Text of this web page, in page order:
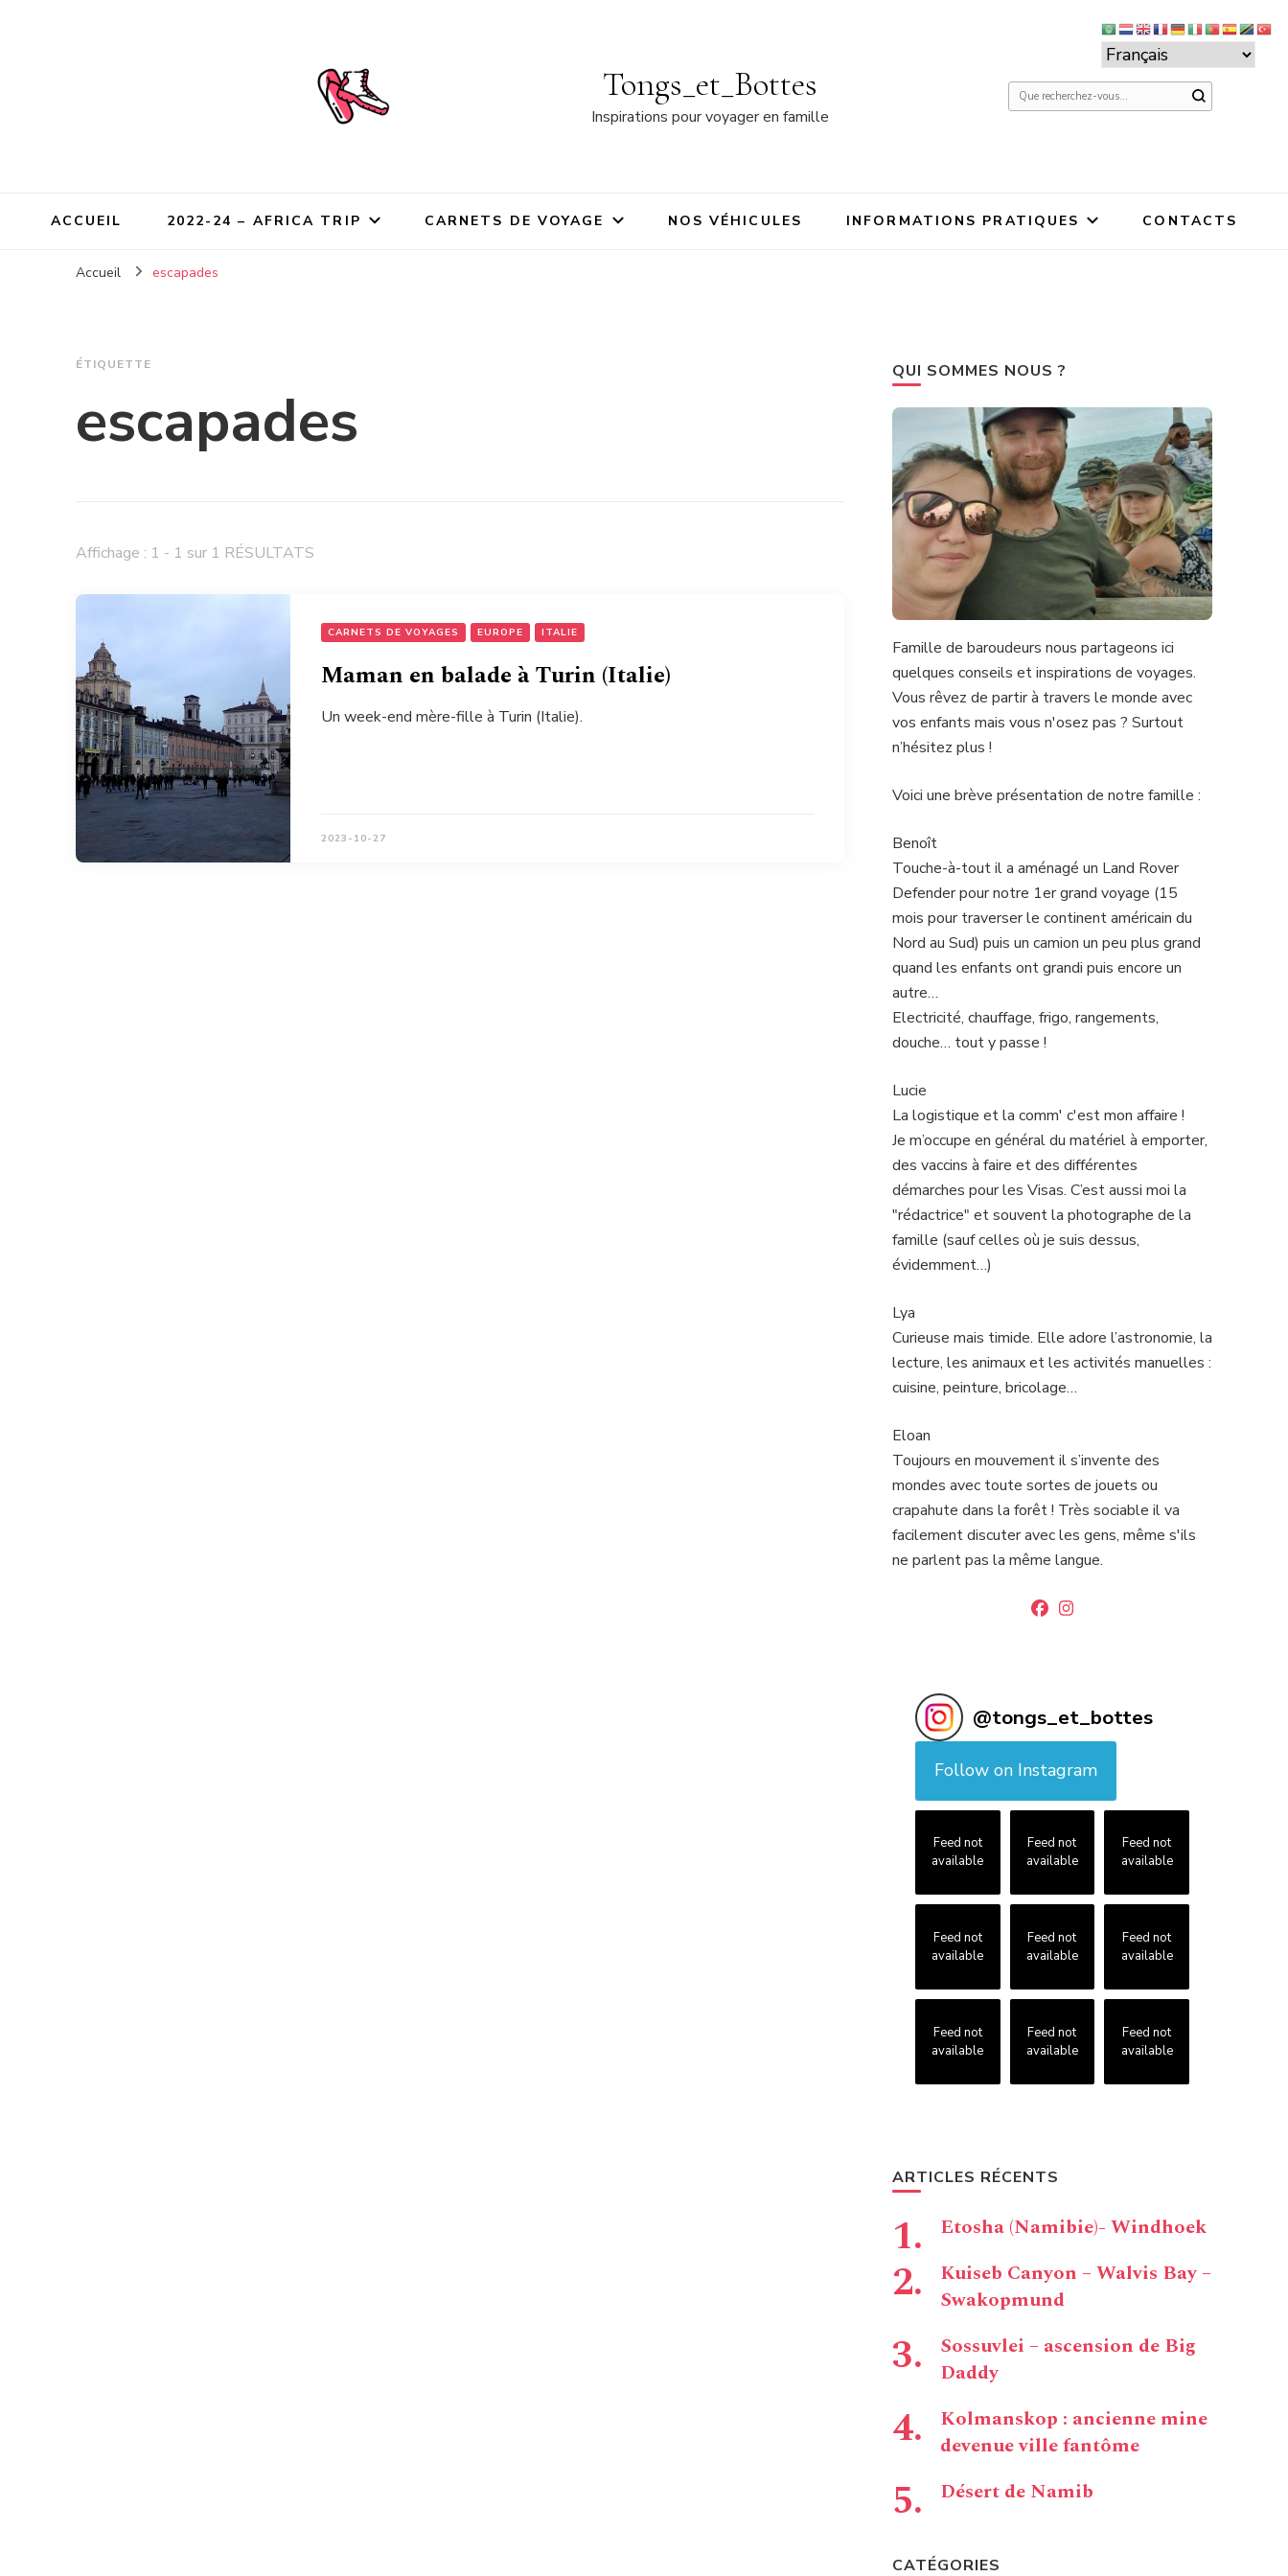
Tongs_et_Bottes
Inspirations pour voyager en famille
Vous
ACCUEIL 2022-24 – AFRICA TRIP CARNETS DE VOYAGE NOS VÉHICULES INFORMATIONS PRATIQUES CONTACTS
Accueil escapades
ÉTIQUETTE
escapades
Affichage : 1 - 1 sur 1 RÉSULTATS
CARNETS DE VOYAGES EUROPE ITALIE
Maman en balade à Turin (Italie)
Un week-end mère-fille à Turin (Italie).
2023-10-27
QUI SOMMES NOUS ?
Famille de baroudeurs nous partageons ici
quelques conseils et inspirations de voyages.
Vous rêvez de partir à travers le monde avec
vos enfants mais vous n'osez pas ? Surtout
n’hésitez plus !
Voici une brève présentation de notre famille :
Benoît
Touche-à-tout il a aménagé un Land Rover
Defender pour notre 1er grand voyage (15
mois pour traverser le continent américain du
Nord au Sud) puis un camion un peu plus grand
quand les enfants ont grandi puis encore un
autre…
Electricité, chauffage, frigo, rangements,
douche… tout y passe !
Lucie
La logistique et la comm' c'est mon affaire !
Je m’occupe en général du matériel à emporter,
des vaccins à faire et des différentes
démarches pour les Visas. C’est aussi moi la
"rédactrice" et souvent la photographe de la
famille (sauf celles où je suis dessus,
évidemment…)
Lya
Curieuse mais timide. Elle adore l’astronomie, la
lecture, les animaux et les activités manuelles :
cuisine, peinture, bricolage…
Eloan
Toujours en mouvement il s’invente des
mondes avec toute sortes de jouets ou
crapahute dans la forêt ! Très sociable il va
facilement discuter avec les gens, même s'ils
ne parlent pas la même langue.
@tongs_et_bottes
Follow on Instagram
Feed not
available
Feed not
available
Feed not
available
Feed not
available
Feed not
available
Feed not
available
Feed not
available
Feed not
available
Feed not
available
ARTICLES RÉCENTS
Etosha (Namibie)- Windhoek
Kuiseb Canyon – Walvis Bay –
Swakopmund
Sossuvlei – ascension de Big
Daddy
Kolmanskop : ancienne mine
devenue ville fantôme
Désert de Namib
CATÉGORIES